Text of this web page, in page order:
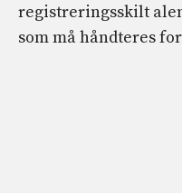
registreringsskilt
som må håndteres